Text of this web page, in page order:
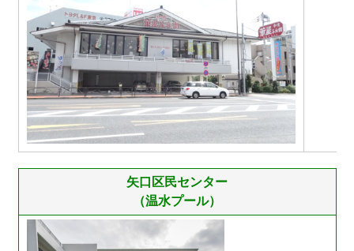
矢口区民センター
（温水プール）